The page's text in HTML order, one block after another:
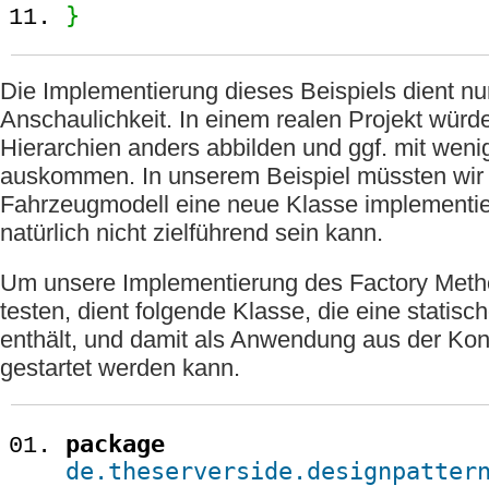
}
Die Implementierung dieses Beispiels dient
Anschaulichkeit. In einem realen Projekt
Hierarchien anders abbilden und ggf. mit
auskommen. In unserem Beispiel müssten
Fahrzeugmodell eine neue Klasse
natürlich nicht zielführend sein kann.
Um unsere Implementierung des Factory
testen, dient folgende Klasse, die eine
enthält, und damit als Anwendung aus der
gestartet werden kann.
package